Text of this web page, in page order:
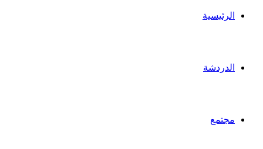
الرئيسية
الدردشة
مجتمع